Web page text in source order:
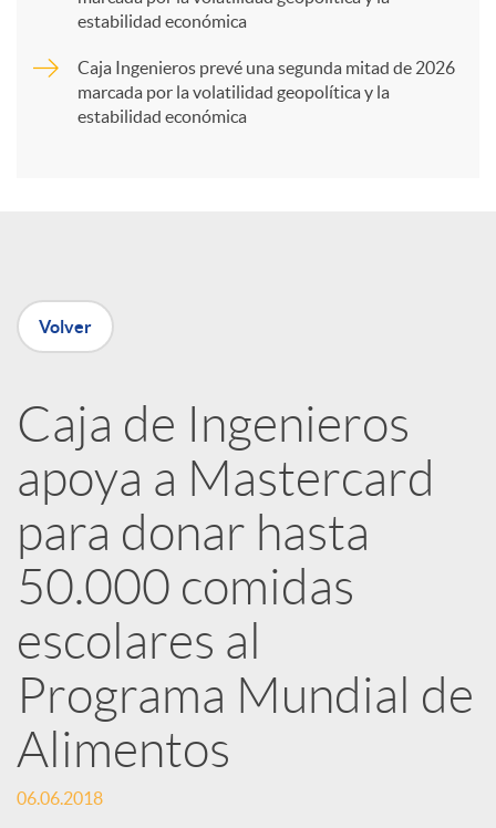
n
e
d
e
s
S
o
estabilidad económica
Caja Ingenieros prevé una segunda mitad de 2026
marcada por la volatilidad geopolítica y la
estabilidad económica
Volver
Caja de Ingenieros
apoya a Mastercard
para donar hasta
50.000 comidas
escolares al
Programa Mundial de
Alimentos
06.06.2018